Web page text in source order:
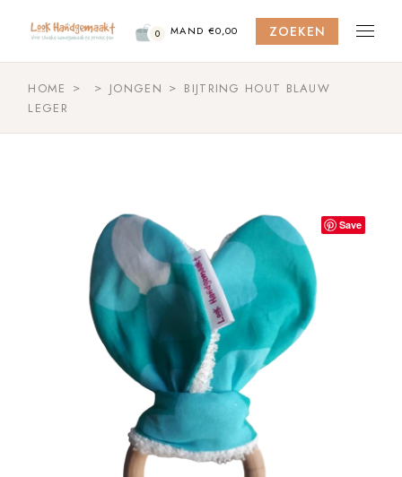
content
0 MAND €0,00 ZOEKEN
HOME JONGEN
BIJTRING HOUT BLAUW
LEGER
Save